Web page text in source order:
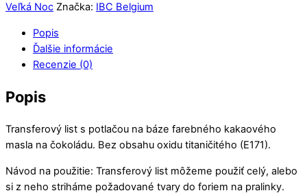
Veľká Noc Značka: IBC Belgium
Popis
Ďalšie informácie
Recenzie (0)
Popis
Transferový list s potlačou na báze farebného kakaového
masla na čokoládu. Bez obsahu oxidu titaničitého (E171).
Návod na použitie: Transferový list môžeme použiť celý, alebo
si z neho striháme požadované tvary do foriem na pralinky.